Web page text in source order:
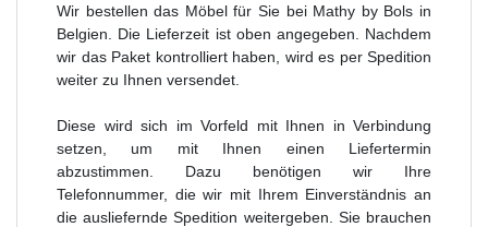
Wir bestellen das Möbel für Sie bei Mathy by Bols in
Belgien. Die Lieferzeit ist oben angegeben. Nachdem
wir das Paket kontrolliert haben, wird es per Spedition
weiter zu Ihnen versendet.
Diese wird sich im Vorfeld mit Ihnen in Verbindung
setzen, um mit Ihnen einen Liefertermin
abzustimmen. Dazu benötigen wir Ihre
Telefonnummer, die wir mit Ihrem Einverständnis an
die ausliefernde Spedition weitergeben. Sie brauchen